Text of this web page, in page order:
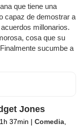
que tiene una
capaz de demostrar a
millonarios.
cosa que su
sucumbe a
Jones
1h 37min | Comedia,